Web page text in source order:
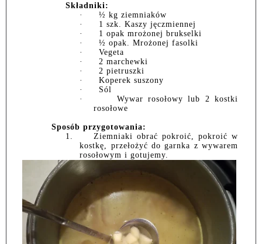
Składniki:
·
½ kg ziemniaków
·
1 szk. Kaszy jęczmiennej
·
1 opak mrożonej brukselki
·
½ opak. Mrożonej fasolki
·
Vegeta
·
2 marchewki
·
2 pietruszki
·
Koperek suszony
·
Sól
·
Wywar rosołowy lub 2 kostki
rosołowe
Sposób przygotowania:
1.
Ziemniaki obrać pokroić, pokroić w
kostkę, przełożyć do garnka z wywarem
rosołowym i gotujemy.